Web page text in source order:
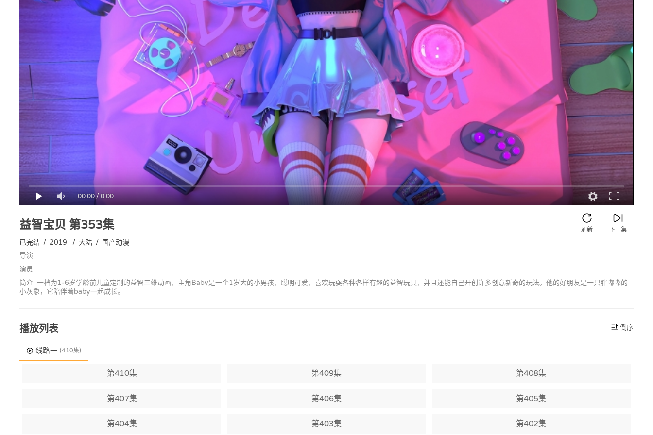
00:00/0:00
益智宝贝 第353集 下一集
刷新
已完结 / 2019 / 大陆 / 国产动漫
导演:
演员:
简介: 一档为1-6岁学龄前儿童定制的益智三维动画，主角Baby是一个1岁大的小男孩，聪明可爱，喜欢玩耍各种各样有趣的益智玩具，并且还能自己开创许多创意新奇的玩法。他的好朋友是一只胖嘟嘟的
小灰象，它陪伴着baby一起成长。
播放列表 倒序
线路一 (410集)
第410集 第409集 第408集
第407集 第406集 第405集
第404集 第403集 第402集